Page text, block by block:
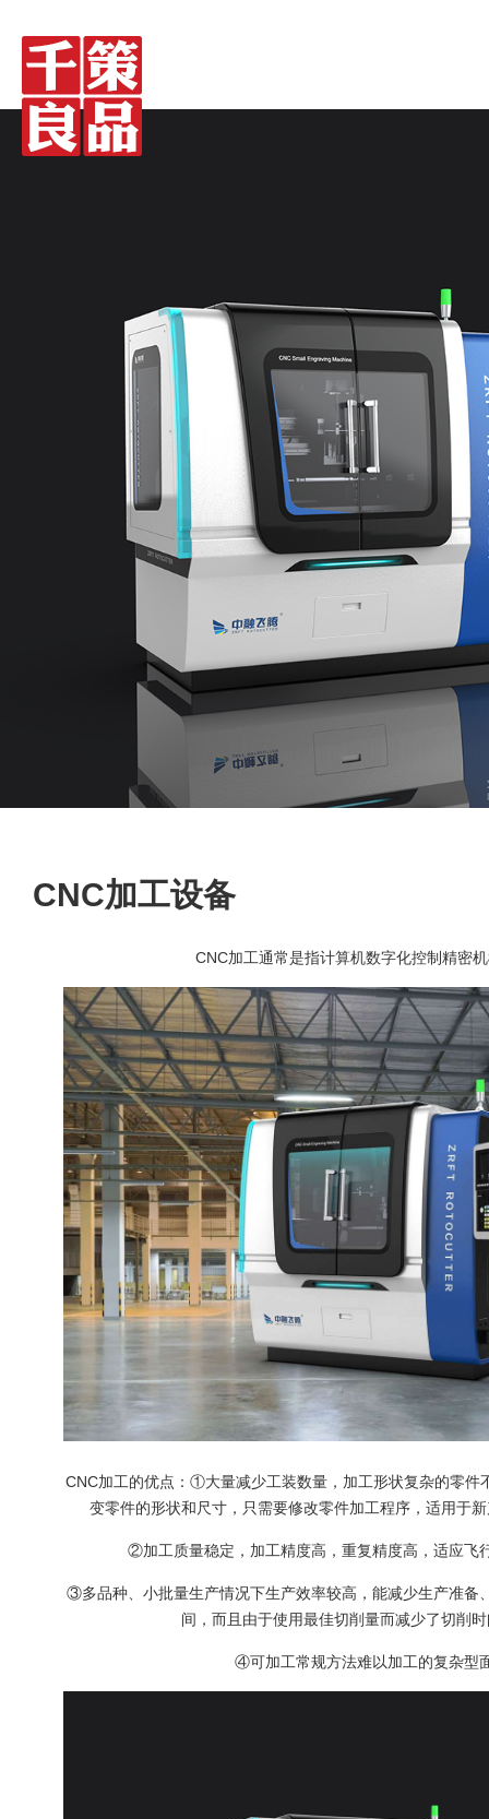
CNC加工设备
CNC加工通常是指计算机数字化控制精密
CNC加工的优点：①大量减少工装数量，加工形状复杂的零件
变零件的形状和尺寸，只需要修改零件加工程序，适用于
②加工质量稳定，加工精度高，重复精度高，适应飞
③多品种、小批量生产情况下生产效率较高，能减少生产准备
间，而且由于使用最佳切削量而减少了切削
④可加工常规方法难以加工的复杂型